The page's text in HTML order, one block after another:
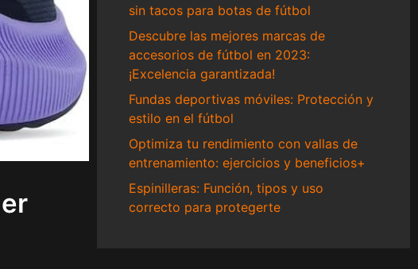
sin tacos para botas de fútbol
Descubre las mejores marcas de
accesorios de fútbol en 2023:
¡Excelencia garantizada!
Fundas deportivas móviles: Protección y
estilo en el fútbol
Optimiza tu rendimiento con vallas de
entrenamiento: ejercicios y beneficios+
Espinilleras: Función, tipos y uso
correcto para protegerte